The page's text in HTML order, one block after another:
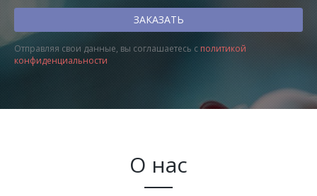
Отправляя свои данные, вы соглашаетесь с политикой
конфиденциальности
О нас